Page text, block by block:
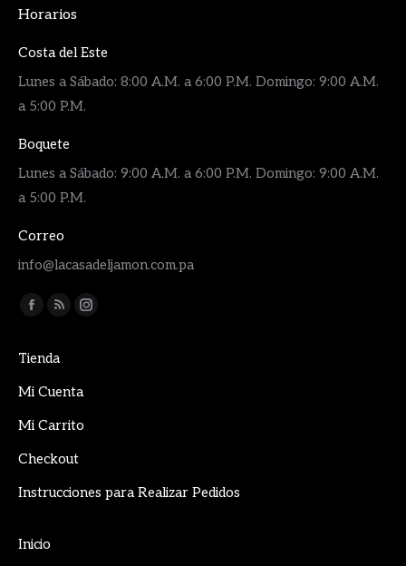
Horarios
Costa del Este
Lunes a Sábado: 8:00 A.M. a 6:00 P.M. Domingo: 9:00 A.M.
a 5:00 P.M.
Boquete
Lunes a Sábado: 9:00 A.M. a 6:00 P.M. Domingo: 9:00 A.M.
a 5:00 P.M.
Correo
info@lacasadeljamon.com.pa
Encuéntranos en:
Facebook
opens
in
window
Rss
opens
in
window
Instagram
Tienda
Mi Cuenta
Mi Carrito
Checkout
Instrucciones para Realizar Pedidos
Inicio